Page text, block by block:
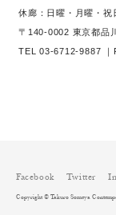
休廊：日曜・月曜・祝
〒140-0002 東京都品
TEL 03-6712-9887
Facebook Twitter
Copyright © Takuro Someya